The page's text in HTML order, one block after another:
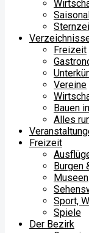
Freizeit
Vereine
Bauen
Alles
Freizeit
Burgen
Museen
Sport,
Spiele
Der Bezirk